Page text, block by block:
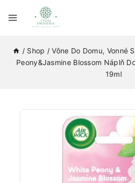
/ Shop / Vône Do Domu, Vonné
Peony&Jasmine Blossom Náplň
19ml